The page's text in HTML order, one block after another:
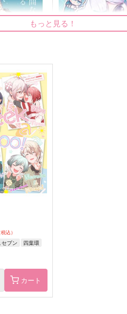
る
作品詳細
もっと見る！
税込）
ブン
四葉環
カート